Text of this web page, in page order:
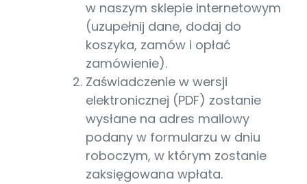
w naszym sklepie internetowym
(uzupełnij dane, dodaj do
koszyka, zamów i opłać
zamówienie).
Zaświadczenie w wersji
elektronicznej (PDF) zostanie
wysłane na adres mailowy
podany w formularzu w dniu
roboczym, w którym zostanie
zaksięgowana wpłata.